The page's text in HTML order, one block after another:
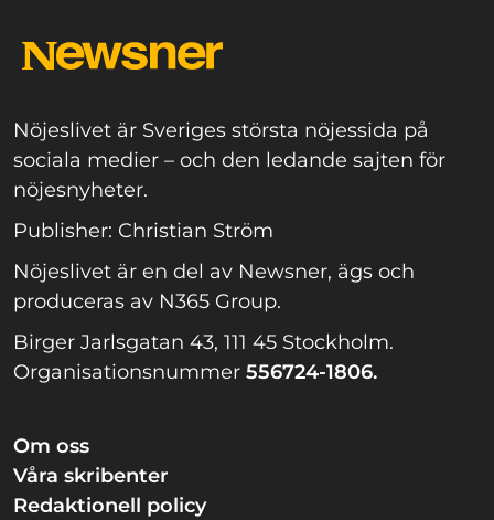
Nöjeslivet är Sveriges största nöjessida på
sociala medier – och den ledande sajten för
nöjesnyheter.
Publisher: Christian Ström
Nöjeslivet är en del av Newsner, ägs och
produceras av N365 Group.
Birger Jarlsgatan 43, 111 45 Stockholm.
Organisationsnummer 556724-1806.
Om oss
Våra skribenter
Redaktionell policy